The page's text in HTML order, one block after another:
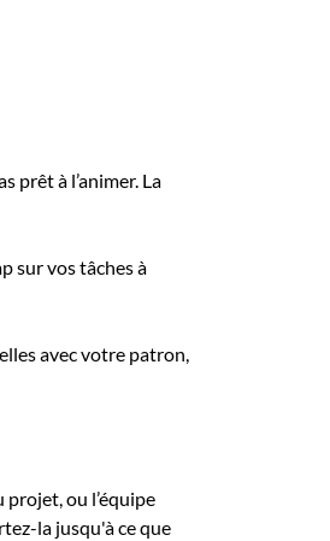
prêt à l’animer. La
sur vos tâches à
avec votre patron,
projet, ou l’équipe
la jusqu'à ce que